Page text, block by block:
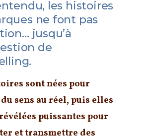
les histoires
ne font pas
jusqu’à
de
sont nées pour
sens au réel, puis elles
puissantes pour
et transmettre des